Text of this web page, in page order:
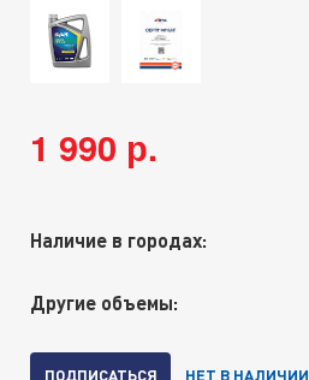
1 990 р.
Наличие в городах:
Другие объемы:
ПОДПИСАТЬСЯ НЕТ В НАЛИЧИИ